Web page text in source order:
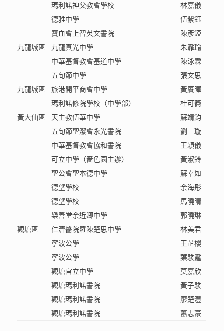
瑪利諾神父教會學校
林嘉儀
德雅中學
伍紫鈺
寶血會上智英文書院
陳彥錏
九龍城區
九龍真光中學
朱霏瑜
中華基督教會基道中學
陳泳霖
五旬節中學
張文思
九龍城區
旅港開平商會中學
黃賡暉
瑪利諾修院學校（中學部）
杜可蕎
黃大仙區
天主教伍華中學
蘇靖鈞
五旬節聖潔會永光書院
劉 璇
中華基督教會協和書院
王穎儀
可立中學（嗇色園主辦）
黃淑鈴
聖公會聖本德中學
蘇幸如
德望學校
余海彤
德望學校
馬曉晴
樂善堂余近卿中學
郭曉琳
觀塘區
仁濟醫院羅陳楚思中學
林美君
寧波公學
王芷櫻
寧波公學
葉駿霆
觀塘官立中學
莫嘉欣
觀塘瑪利諾書院
黃子駿
觀塘瑪利諾書院
廖楚灃
觀塘瑪利諾書院
蕭志豪